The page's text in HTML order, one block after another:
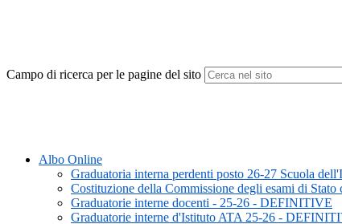
Campo di ricerca per le pagine del sito
Albo Online
Graduatoria interna perdenti posto 26-27 Scuola
Costituzione della Commissione degli esami di
Graduatorie interne docenti - 25-26 - DEFINITIVE
Graduatorie interne d'Istituto ATA 25-26 -